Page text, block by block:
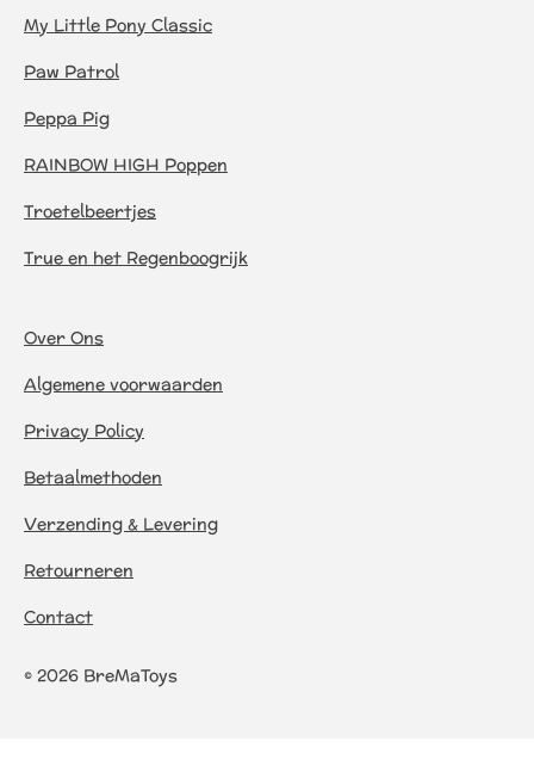
My Little Pony Classic
Paw Patrol
Peppa Pig
RAINBOW HIGH Poppen
Troetelbeertjes
True en het Regenboogrijk
Over Ons
Algemene voorwaarden
Privacy Policy
Betaalmethoden
Verzending & Levering
Retourneren
Contact
© 2026 BreMaToys